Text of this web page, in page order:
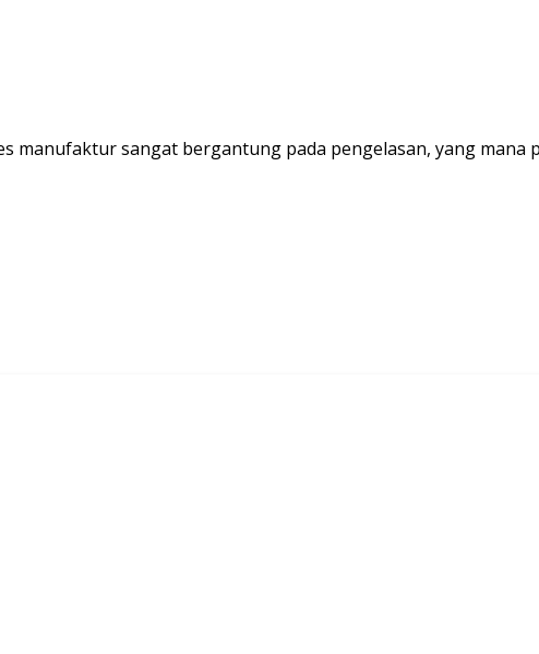
manufaktur sangat bergantung pada pengelasan, yang mana